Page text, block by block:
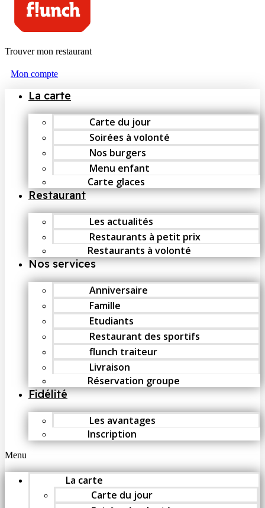
Trouver mon restaurant
Mon compte
La carte
Carte du jour
Soirées à volonté
Nos burgers
Menu enfant
Carte glaces
Restaurant
Les actualités
Restaurants à petit prix
Restaurants à volonté
Nos services
Anniversaire
Famille
Etudiants
Restaurant des sportifs
flunch traiteur
Livraison
Réservation groupe
Fidélité
Les avantages
Inscription
Menu
La carte
Carte du jour